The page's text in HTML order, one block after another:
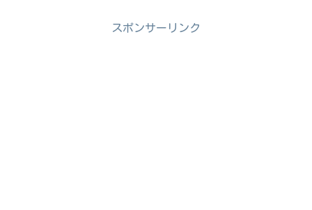
スポンサーリンク